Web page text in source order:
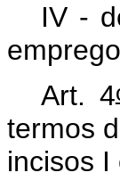
IV -
Art. 4
termos
incisos I